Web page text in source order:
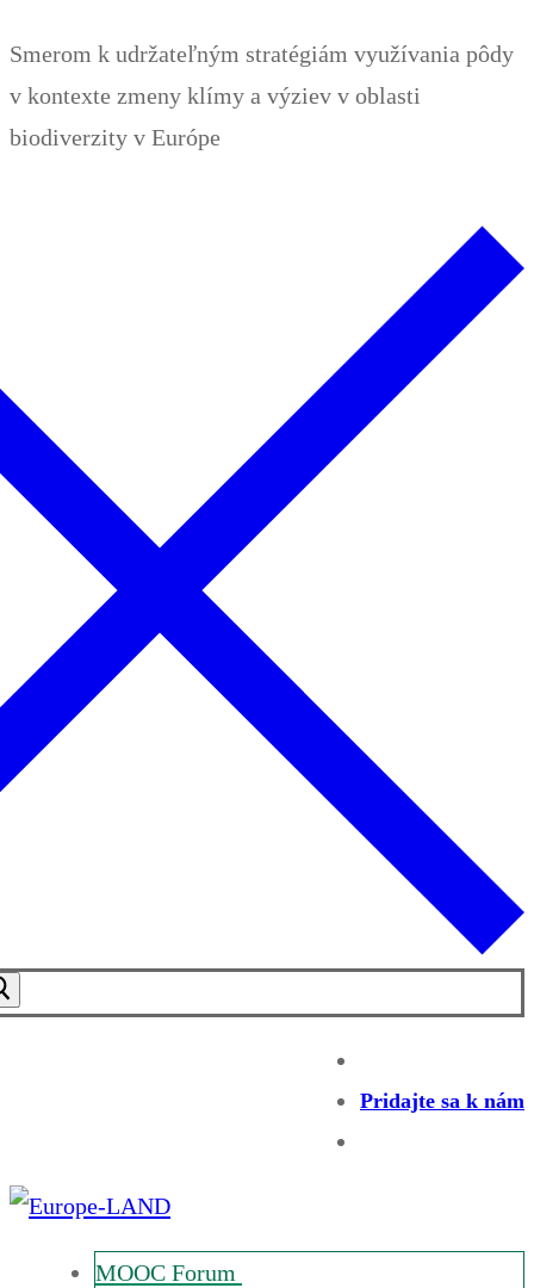
Inhalt
springen
Smerom k udržateľným stratégiám využívania pôdy
v kontexte zmeny klímy a výziev v oblasti
biodiverzity v Európe
Pridajte sa k nám
MOOC Forum